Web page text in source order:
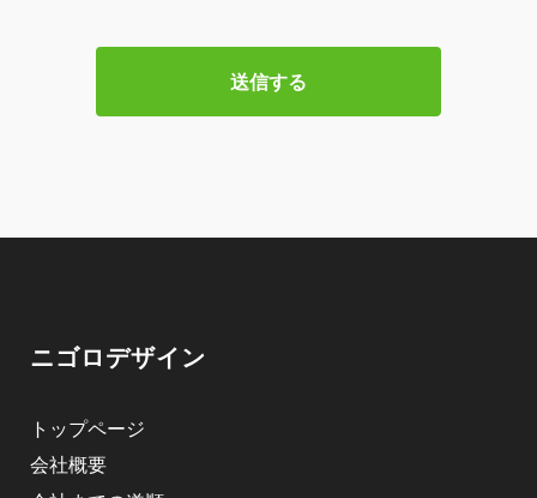
ニゴロデザイン
トップページ
会社概要